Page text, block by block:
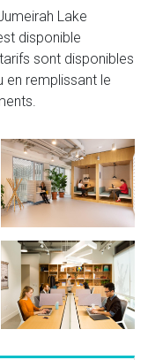
Lake
disponible
sont disponibles
en remplissant le